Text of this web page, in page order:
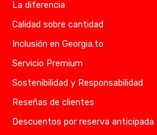
La diferencia
Calidad sobre cantidad
Inclusión en Georgia.to
Servicio Premium
Sostenibilidad y Responsabilidad
Reseñas de clientes
Descuentos por reserva anticipada